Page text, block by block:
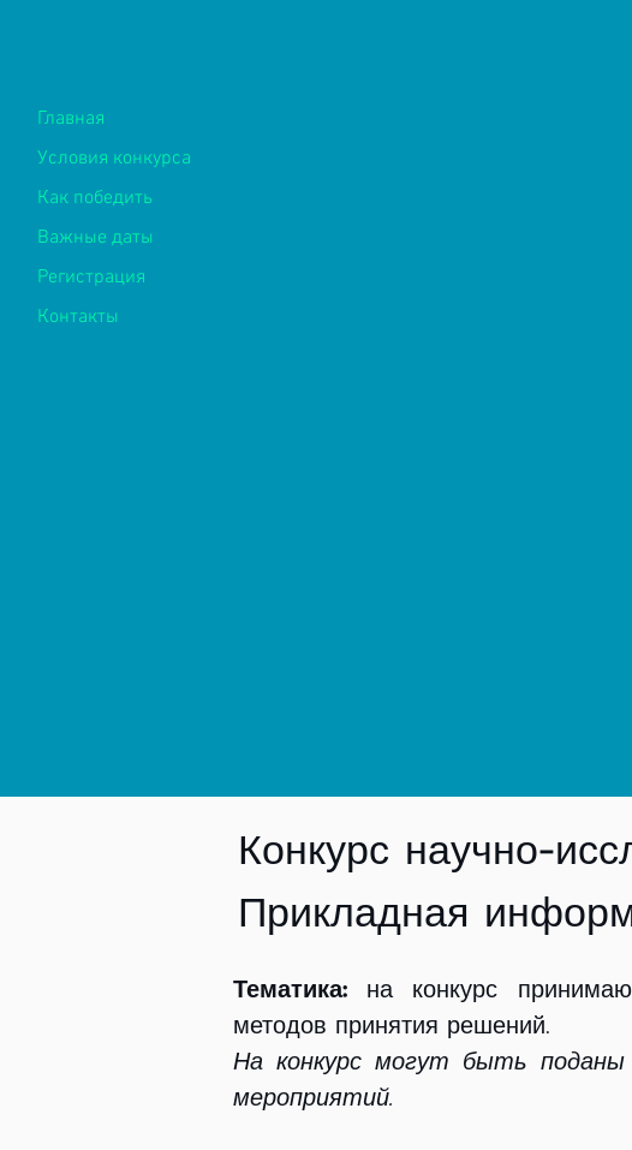
Главная
Условия конкурса
Как победить
Важные даты
Регистрация
Контакты
Конкурс научно-
Прикладная
Тематика: на конкурс
методов принятия решений.
На конкурс могут быть
мероприятий.